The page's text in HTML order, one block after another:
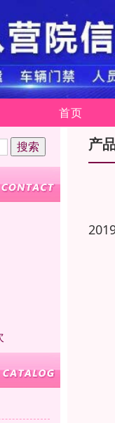
首页
产